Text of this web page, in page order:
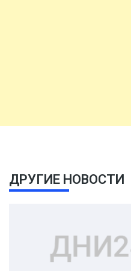
ДРУГИЕ НОВОСТИ